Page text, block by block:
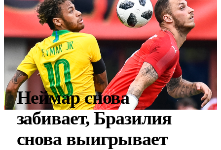
Неймар снова
забивает, Бразилия
снова выигрывает